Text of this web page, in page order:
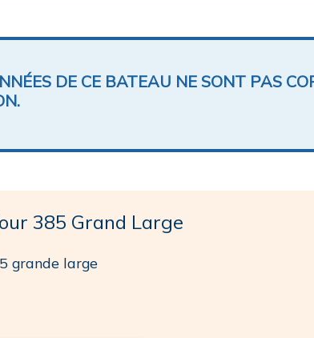
DE CE BATEAU NE SONT PAS
385 Grand Large
grande large